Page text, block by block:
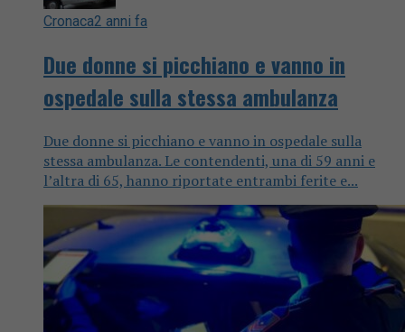
Cronaca2 anni fa
Due donne si picchiano e vanno in
ospedale sulla stessa ambulanza
Due donne si picchiano e vanno in ospedale sulla
stessa ambulanza. Le contendenti, una di 59 anni e
l’altra di 65, hanno riportate entrambi ferite e...